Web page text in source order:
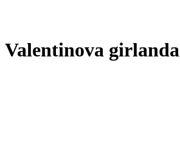
Valentinova girlanda